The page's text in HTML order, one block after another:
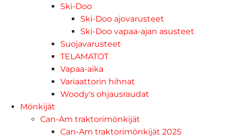
Ski-Doo
Ski-Doo ajovarusteet
Ski-Doo vapaa-ajan asusteet
Suojavarusteet
TELAMATOT
Vapaa-aika
Variaattorin hihnat
Woody's ohjausraudat
Mönkijät
Can-Am traktorimönkijät
Can-Am traktorimönkijät 2025